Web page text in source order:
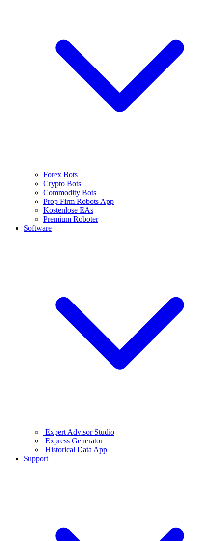
Forex Bots
Crypto Bots
Commodity Bots
Prop Firm Robots App
Kostenlose EAs
Premium Roboter
Software
Expert Advisor Studio
Express Generator
Historical Data App
Support